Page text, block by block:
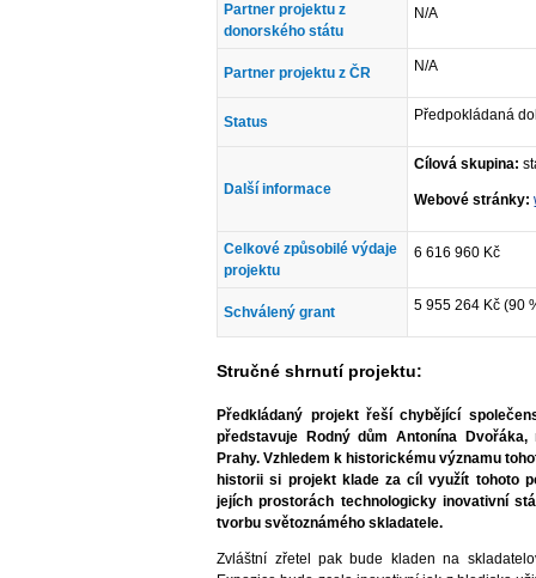
Partner projektu z
donorského státu
N/A
Partner projektu z ČR N/A
Status Předpokládaná
Další informace
Cílová skupina:
Webové stránky:
Celkové způsobilé výdaje
projektu
6 616 960 Kč
Schválený grant 5 955 264 Kč (90
Stručné shrnutí projektu:
Předkládaný projekt řeší chybějící
představuje Rodný dům Antonína
Prahy. Vzhledem k historickému významu
historii si projekt klade za cíl využít tohoto
jejích prostorách technologicky inovativní
tvorbu světoznámého skladatele.
Zvláštní zřetel pak bude kladen na